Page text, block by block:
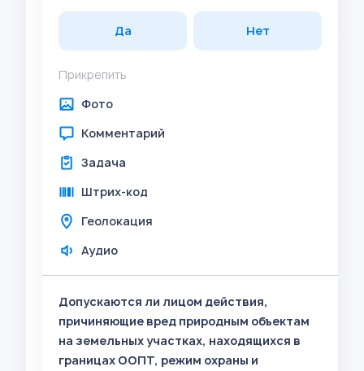
Да Нет
Прикрепить
Фото
Комментарий
Задача
Штрих-код
Геолокация
Аудио
Допускаются ли лицом действия,
причиняющие вред природным объектам
на земельных участках, находящихся в
границах ООПТ, режим охраны и